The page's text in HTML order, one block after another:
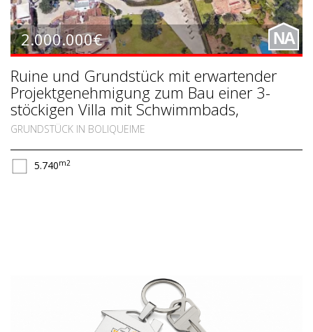
2.000.000€ NA
Ruine und Grundstück mit erwartender
Projektgenehmigung zum Bau einer 3-
stöckigen Villa mit Schwimmbads,
Boliqueime, Zentralalgarve
GRUNDSTÜCK IN BOLIQUEIME
5.740m2